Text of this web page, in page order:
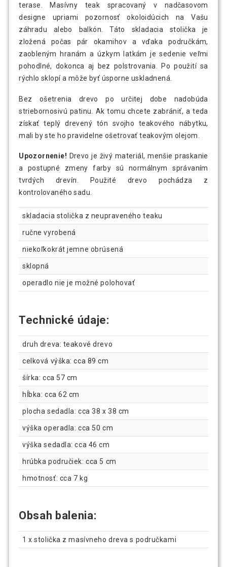
terase. Masívny teak spracovaný v nadčasovom
designe upriami pozornosť okoloidúcich na Vašu
záhradu alebo balkón. Táto skladacia stolička je
zložená počas pár okamihov a vďaka područkám,
zaobleným hranám a úzkym latkám je sedenie veľmi
pohodlné, dokonca aj bez polstrovania. Po použití sa
rýchlo sklopí a môže byť úsporne uskladnená.
Bez ošetrenia drevo po určitej dobe nadobúda
striebornosivú patinu. Ak tomu chcete zabrániť, a teda
získať teplý drevený tón svojho teakového nábytku,
mali by ste ho pravidelne ošetrovať teakovým olejom.
Upozornenie! Drevo je živý materiál, menšie praskanie
a postupné zmeny farby sú normálnym správaním
tvrdých drevín. Použité drevo pochádza z
kontrolovaného sadu.
skladacia stolička z neupraveného teaku
ručne vyrobená
niekoľkokrát jemne obrúsená
sklopná
operadlo nie je možné polohovať
Technické údaje:
druh dreva: teakové drevo
celková výška: cca 89 cm
šírka: cca 57 cm
hĺbka: cca 62 cm
plocha sedadla: cca 38 x 38 cm
výška operadla: cca 50 cm
výška sedadla: cca 46 cm
hrúbka područiek: cca 5 cm
hmotnosť: cca 7 kg
Obsah balenia:
1 x stolička z masívneho dreva s područkami